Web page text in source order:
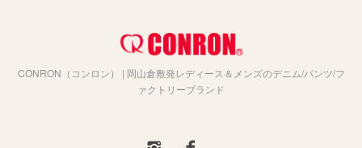
CONRON（コンロン） | 岡山倉敷発レディース＆メンズのデニム/パンツ/フ
ァクトリーブランド